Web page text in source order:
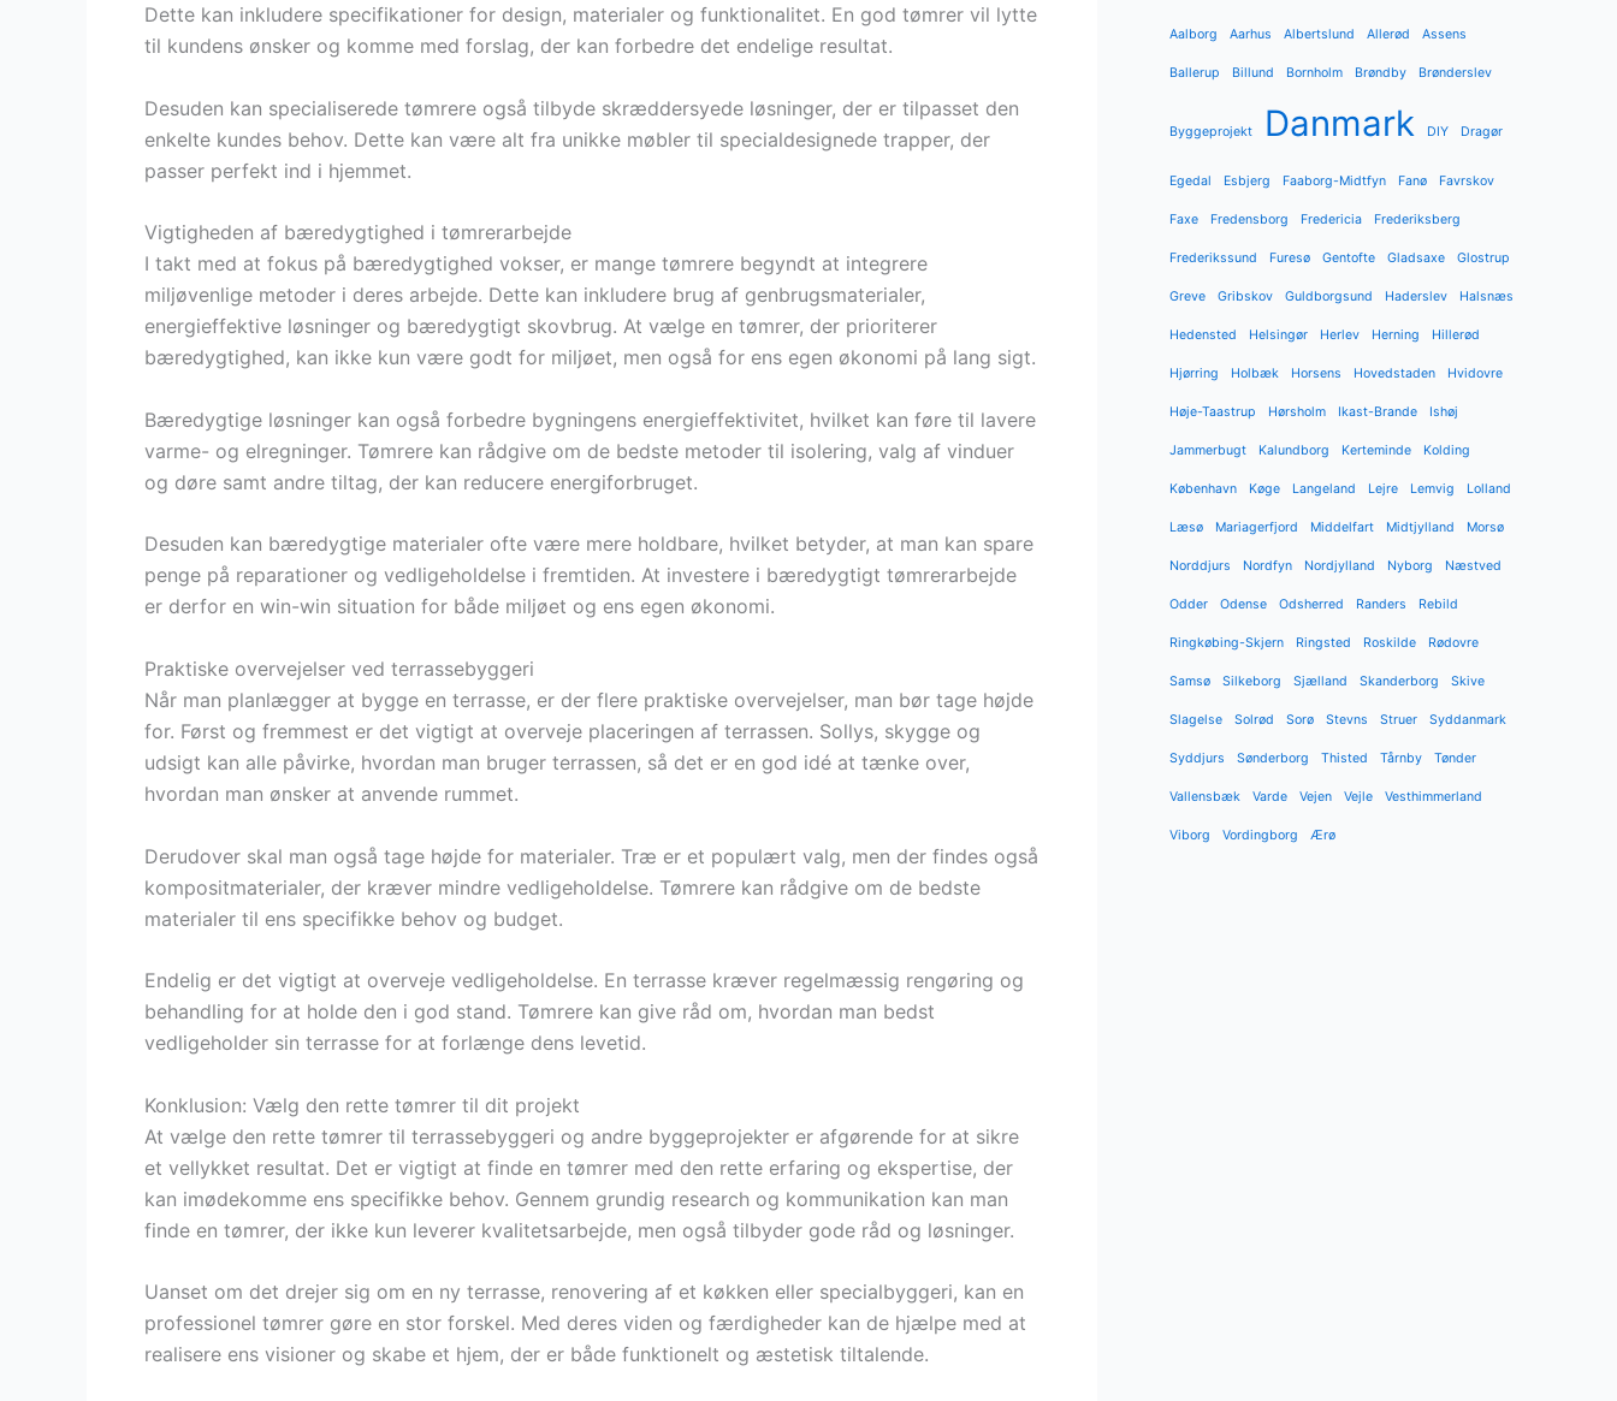
Dette kan inkludere specifikationer for design, materialer og funktionalitet. En god tømrer vil lytte
til kundens ønsker og komme med forslag, der kan forbedre det endelige resultat.
Desuden kan specialiserede tømrere også tilbyde skræddersyede løsninger, der er tilpasset den
enkelte kundes behov. Dette kan være alt fra unikke møbler til specialdesignede trapper, der
passer perfekt ind i hjemmet.
Vigtigheden af bæredygtighed i tømrerarbejde
I takt med at fokus på bæredygtighed vokser, er mange tømrere begyndt at integrere
miljøvenlige metoder i deres arbejde. Dette kan inkludere brug af genbrugsmaterialer,
energieffektive løsninger og bæredygtigt skovbrug. At vælge en tømrer, der prioriterer
bæredygtighed, kan ikke kun være godt for miljøet, men også for ens egen økonomi på lang sigt.
Bæredygtige løsninger kan også forbedre bygningens energieffektivitet, hvilket kan føre til lavere
varme- og elregninger. Tømrere kan rådgive om de bedste metoder til isolering, valg af vinduer
og døre samt andre tiltag, der kan reducere energiforbruget.
Desuden kan bæredygtige materialer ofte være mere holdbare, hvilket betyder, at man kan spare
penge på reparationer og vedligeholdelse i fremtiden. At investere i bæredygtigt tømrerarbejde
er derfor en win-win situation for både miljøet og ens egen økonomi.
Praktiske overvejelser ved terrassebyggeri
Når man planlægger at bygge en terrasse, er der flere praktiske overvejelser, man bør tage højde
for. Først og fremmest er det vigtigt at overveje placeringen af terrassen. Sollys, skygge og
udsigt kan alle påvirke, hvordan man bruger terrassen, så det er en god idé at tænke over,
hvordan man ønsker at anvende rummet.
Derudover skal man også tage højde for materialer. Træ er et populært valg, men der findes også
kompositmaterialer, der kræver mindre vedligeholdelse. Tømrere kan rådgive om de bedste
materialer til ens specifikke behov og budget.
Endelig er det vigtigt at overveje vedligeholdelse. En terrasse kræver regelmæssig rengøring og
behandling for at holde den i god stand. Tømrere kan give råd om, hvordan man bedst
vedligeholder sin terrasse for at forlænge dens levetid.
Konklusion: Vælg den rette tømrer til dit projekt
At vælge den rette tømrer til terrassebyggeri og andre byggeprojekter er afgørende for at sikre
et vellykket resultat. Det er vigtigt at finde en tømrer med den rette erfaring og ekspertise, der
kan imødekomme ens specifikke behov. Gennem grundig research og kommunikation kan man
finde en tømrer, der ikke kun leverer kvalitetsarbejde, men også tilbyder gode råd og løsninger.
Uanset om det drejer sig om en ny terrasse, renovering af et køkken eller specialbyggeri, kan en
professionel tømrer gøre en stor forskel. Med deres viden og færdigheder kan de hjælpe med at
realisere ens visioner og skabe et hjem, der er både funktionelt og æstetisk tiltalende.
Aalborg Aarhus Albertslund Allerød Assens
Ballerup Billund Bornholm Brøndby Brønderslev
Byggeprojekt Danmark DIY Dragør
Egedal Esbjerg Faaborg-Midtfyn Fanø Favrskov
Faxe Fredensborg Fredericia Frederiksberg
Frederikssund Furesø Gentofte Gladsaxe Glostrup
Greve Gribskov Guldborgsund Haderslev Halsnæs
Hedensted Helsingør Herlev Herning Hillerød
Hjørring Holbæk Horsens Hovedstaden Hvidovre
Høje-Taastrup Hørsholm Ikast-Brande Ishøj
Jammerbugt Kalundborg Kerteminde Kolding
København Køge Langeland Lejre Lemvig Lolland
Læsø Mariagerfjord Middelfart Midtjylland Morsø
Norddjurs Nordfyn Nordjylland Nyborg Næstved
Odder Odense Odsherred Randers Rebild
Ringkøbing-Skjern Ringsted Roskilde Rødovre
Samsø Silkeborg Sjælland Skanderborg Skive
Slagelse Solrød Sorø Stevns Struer Syddanmark
Syddjurs Sønderborg Thisted Tårnby Tønder
Vallensbæk Varde Vejen Vejle Vesthimmerland
Viborg Vordingborg Ærø